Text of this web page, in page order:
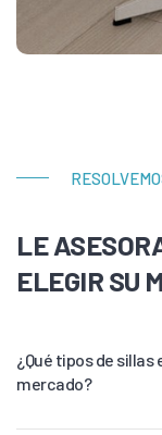
LE
ELEGIR SU
¿Qué tipos de
mercado?